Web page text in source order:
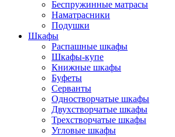
Беспружинные матрасы
Наматрасники
Подушки
Шкафы
Распашные шкафы
Шкафы-купе
Книжные шкафы
Буфеты
Серванты
Одностворчатые шкафы
Двухстворчатые шкафы
Трехстворчатые шкафы
Угловые шкафы